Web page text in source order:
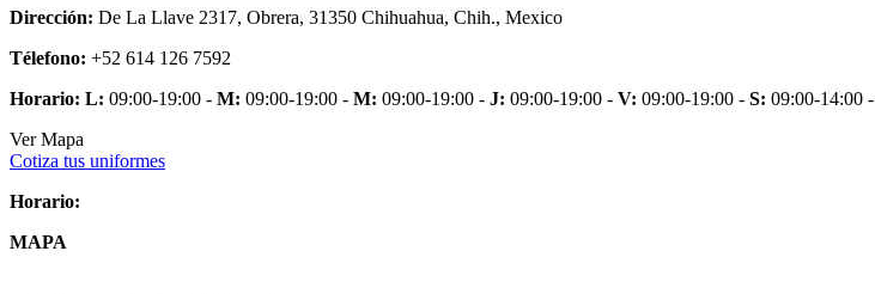
Dirección: De La Llave 2317, Obrera, 31350 Chihuahua, Chih., Mexico
Télefono: +52 614 126 7592
Horario: L: 09:00-19:00 - M: 09:00-19:00 - M: 09:00-19:00 - J: 09:00-19:00 - V: 09:00-19:00 - S: 09:00-14:00 -
Ver Mapa
Cotiza tus uniformes
Horario:
MAPA